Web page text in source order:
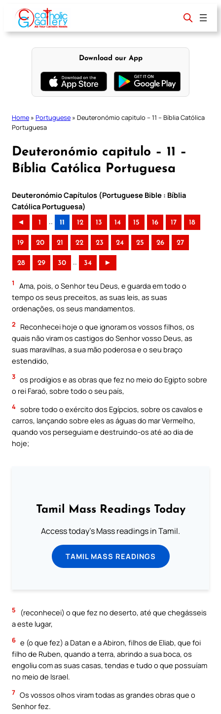
content
Download our App
Home » Portuguese » Deuteronómio capitulo – 11 – Bíblia Católica
Portuguesa
Deuteronómio capitulo – 11 –
Bíblia Católica Portuguesa
Deuteronómio Capítulos (Portuguese Bible : Bíblia
Católica Portuguesa)
◄ 1 .. 11 12 13 14 15 16 17 18
19 20 21 22 23 24 25 26 27
28 29 30 .. 34 ►
1
Ama, pois, o Senhor teu Deus, e guarda em todo o
tempo os seus preceitos, as suas leis, as suas
ordenações, os seus mandamentos.
2
Reconhecei hoje o que ignoram os vossos filhos, os
quais não viram os castigos do Senhor vosso Deus, as
suas maravilhas, a sua mão poderosa e o seu braço
estendido,
3 os prodígios e as obras que fez no meio do Egipto sobre
o rei Faraó, sobre todo o seu país,
4 sobre todo o exército dos Egípcios, sobre os cavalos e
carros, lançando sobre eles as águas do mar Vermelho,
quando vos perseguiam e destruindo-os até ao dia de
hoje;
Tamil Mass Readings Today
Access today's Mass readings in Tamil.
TAMIL MASS READINGS
5
(reconhecei) o que fez no deserto, até que chegásseis
a este lugar,
6 e (o que fez) a Datan e a Abiron, filhos de Eliab, que foi
filho de Ruben, quando a terra, abrindo a sua boca, os
engoliu com as suas casas, tendas e tudo o que possuíam
no meio de Israel.
7 Os vossos olhos viram todas as grandes obras que o
Senhor fez.